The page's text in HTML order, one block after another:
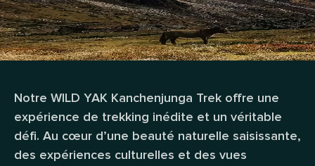
Notre WILD YAK Kanchenjunga Trek offre une
expérience de trekking inédite et un véritable
défi. Au cœur d’une beauté naturelle saisissante,
des expériences culturelles et des vues